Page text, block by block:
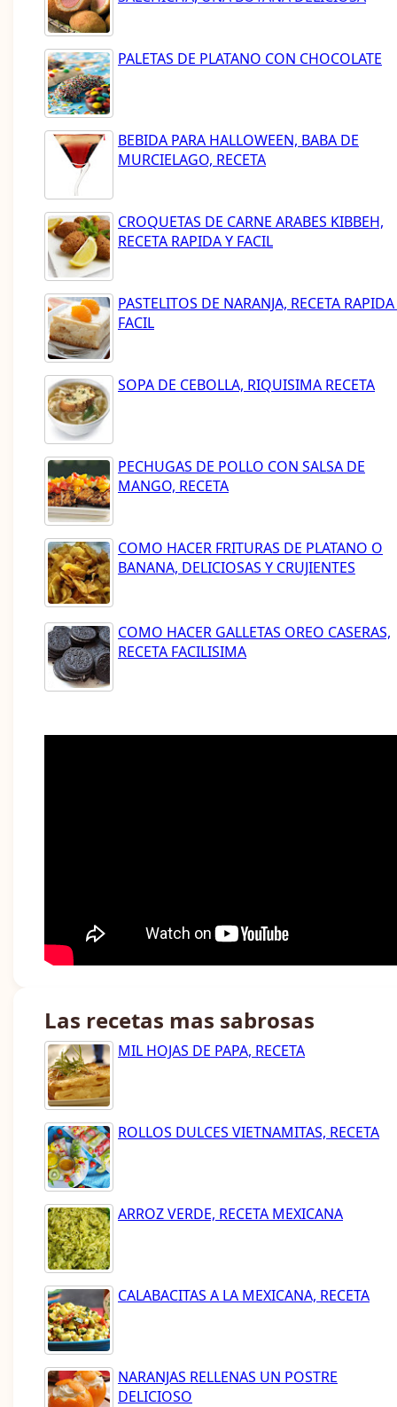
PALETAS DE PLATANO CON CHOCOLATE
BEBIDA PARA HALLOWEEN, BABA DE
MURCIELAGO, RECETA
CROQUETAS DE CARNE ARABES KIBBEH,
RECETA RAPIDA Y FACIL
PASTELITOS DE NARANJA, RECETA
FACIL
SOPA DE CEBOLLA, RIQUISIMA RECETA
PECHUGAS DE POLLO CON SALSA DE
MANGO, RECETA
COMO HACER FRITURAS DE PLATANO O
BANANA, DELICIOSAS Y CRUJIENTES
COMO HACER GALLETAS OREO CASERAS,
RECETA FACILISIMA
Las recetas mas sabrosas
MIL HOJAS DE PAPA, RECETA
ROLLOS DULCES VIETNAMITAS, RECETA
ARROZ VERDE, RECETA MEXICANA
CALABACITAS A LA MEXICANA, RECETA
NARANJAS RELLENAS UN POSTRE
DELICIOSO